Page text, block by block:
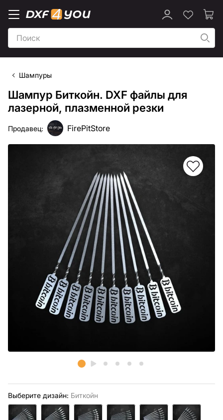
Шампуры
Шампур Биткойн. DXF файлы для
лазерной, плазменной резки
Продавец: FirePitStore
Выберите дизайн: Биткойн